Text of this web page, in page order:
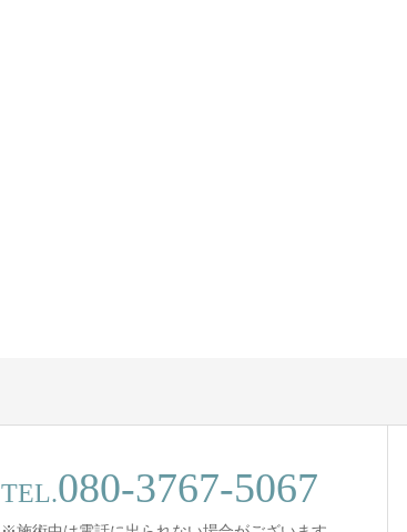
TEL.080-3767-5067